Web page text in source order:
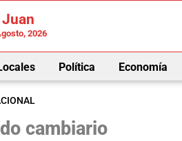
2026
Política Economía
cambiario